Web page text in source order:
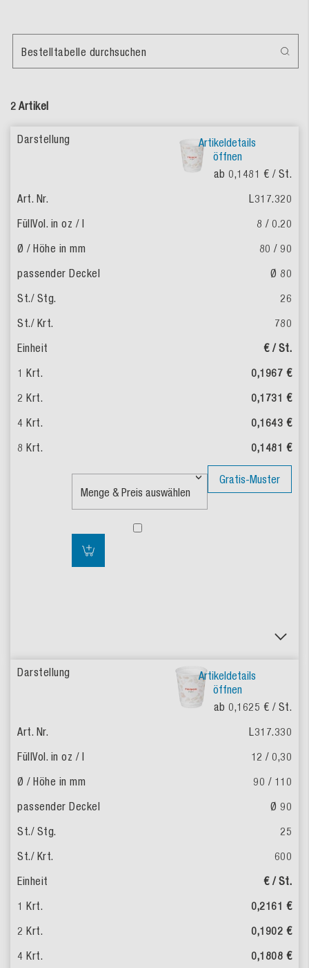
2 Artikel
Bestelltabelle durchsuchen
Artikeldetails
öffnen
ab 0,1481 € / St.
L317.320
8 / 0.20
80 / 90
Ø 80
26
780
€ / St.
0,1967 €
0,1731 €
0,1643 €
0,1481 €
Gratis-Muster
Artikeldetails
öffnen
ab 0,1625 € / St.
L317.330
12 / 0,30
90 / 110
Ø 90
25
600
€ / St.
0,2161 €
0,1902 €
0,1808 €